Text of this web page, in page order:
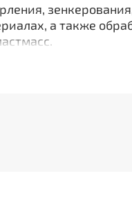
а также
вращения
чугуна